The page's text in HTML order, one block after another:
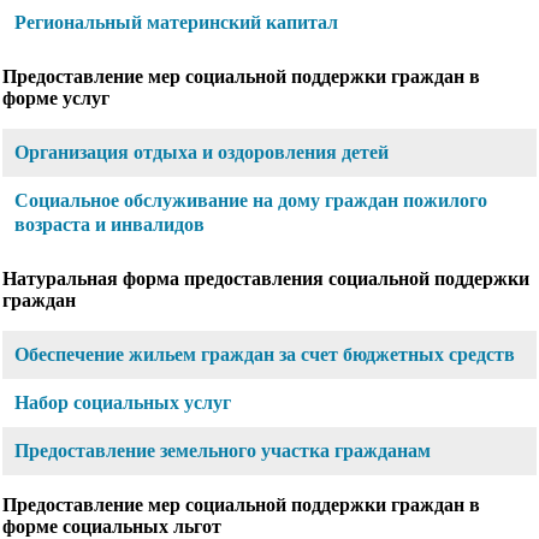
Региональный материнский капитал
Предоставление мер социальной поддержки граждан в
форме услуг
Организация отдыха и оздоровления детей
Социальное обслуживание на дому граждан пожилого
возраста и инвалидов
Натуральная форма предоставления социальной поддержки
граждан
Обеспечение жильем граждан за счет бюджетных средств
Набор социальных услуг
Предоставление земельного участка гражданам
Предоставление мер социальной поддержки граждан в
форме социальных льгот